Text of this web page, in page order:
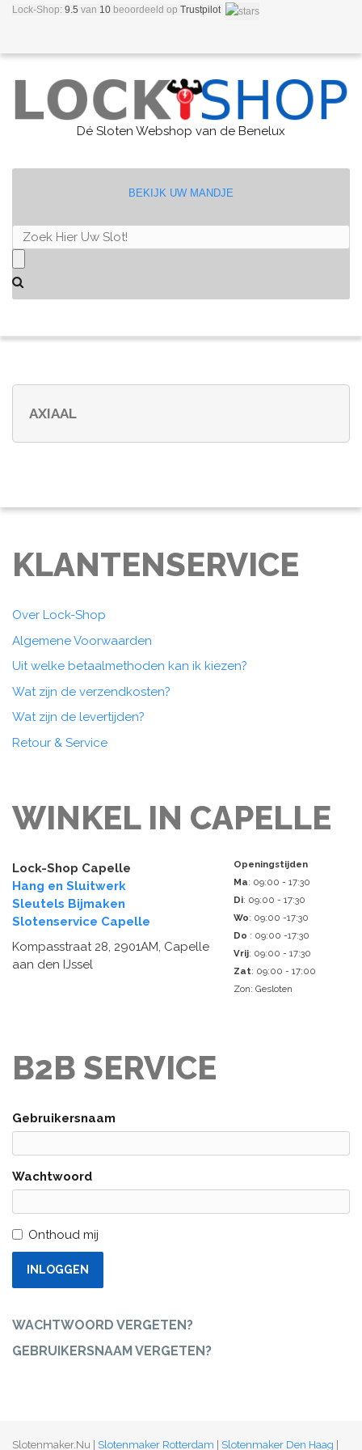
Lock-Shop: 9.5 van 10 beoordeeld op Trustpilot
Dé Sloten Webshop van de Benelux
BEKIJK UW MANDJE
AXIAAL
KLANTENSERVICE
Over Lock-Shop
Algemene Voorwaarden
Uit welke betaalmethoden kan ik kiezen?
Wat zijn de verzendkosten?
Wat zijn de levertijden?
Retour & Service
WINKEL IN CAPELLE
Lock-Shop Capelle
Hang en Sluitwerk
Sleutels Bijmaken
Slotenservice Capelle
Kompasstraat 28, 2901AM, Capelle
aan den IJssel
Openingstijden
Ma: 09:00 - 17:30
Di: 09:00 - 17:30
Wo: 09:00 -17:30
Do : 09:00 -17:30
Vrij: 09:00 - 17:30
Zat: 09:00 - 17:00
Zon: Gesloten
B2B SERVICE
Gebruikersnaam
Wachtwoord
Onthoud mij
INLOGGEN
WACHTWOORD VERGETEN?
GEBRUIKERSNAAM VERGETEN?
Slotenmaker.Nu | Slotenmaker Rotterdam Slotenmaker Den Haag